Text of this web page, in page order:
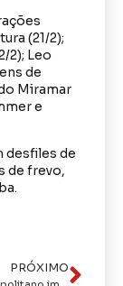
(21/2);
2); Leo
de
Miramar
e
desfiles de
de frevo,
PRÓXIMO